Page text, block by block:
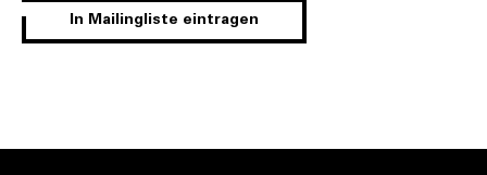
In Mailingliste eintragen